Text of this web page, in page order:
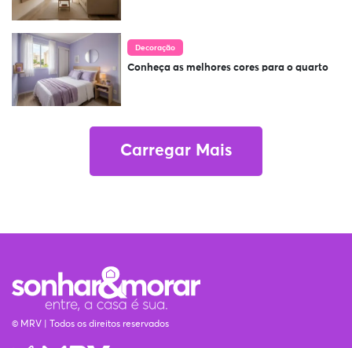
Decoração
Conheça as melhores cores para o quarto
Carregar Mais
© MRV | Todos os direitos reservados